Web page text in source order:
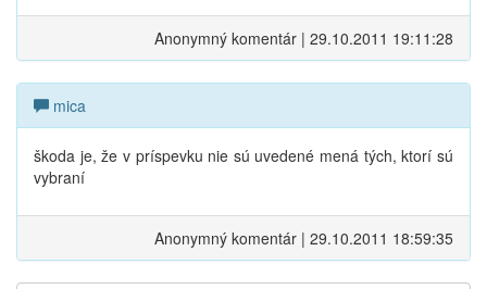
Anonymný komentár | 29.10.2011 19:11:28
mica
škoda je, že v príspevku nie sú uvedené mená tých, ktorí sú
vybraní
Anonymný komentár | 29.10.2011 18:59:35